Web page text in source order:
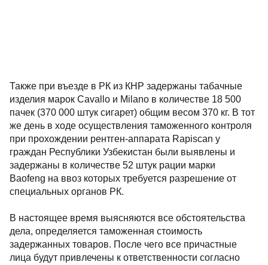
Также при въезде в РК из КНР задержаны табачные
изделия марок Cavallo и Milano в количестве 18 500
пачек (370 000 штук сигарет) общим весом 370 кг. В тот
же день в ходе осуществления таможенного контроля
при прохождении рентген-аппарата Rapiscаn у
граждан Республики Узбекистан были выявлены и
задержаны в количестве 52 штук рации марки
Baofeng на ввоз которых требуется разрешение от
специальных органов РК.
В настоящее время выясняются все обстоятельства
дела, определяется таможенная стоимость
задержанных товаров. После чего все причастные
лица будут привлечены к ответственности согласно